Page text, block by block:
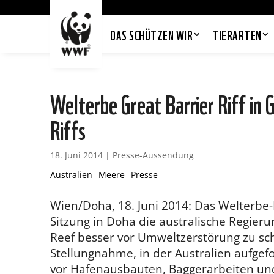
DAS SCHÜTZEN WIR TIERARTEN
Welterbe Great Barrier Riff in
Riffs
18. Juni 2014 | Presse-Aussendung
Australien
Meere Presse
Wien/Doha, 18. Juni 2014: Das
Sitzung in Doha die australische
Reef besser vor Umweltzerstörung zu
Stellungnahme, in der Australien
vor Hafenausbauten, Baggerarbeiten